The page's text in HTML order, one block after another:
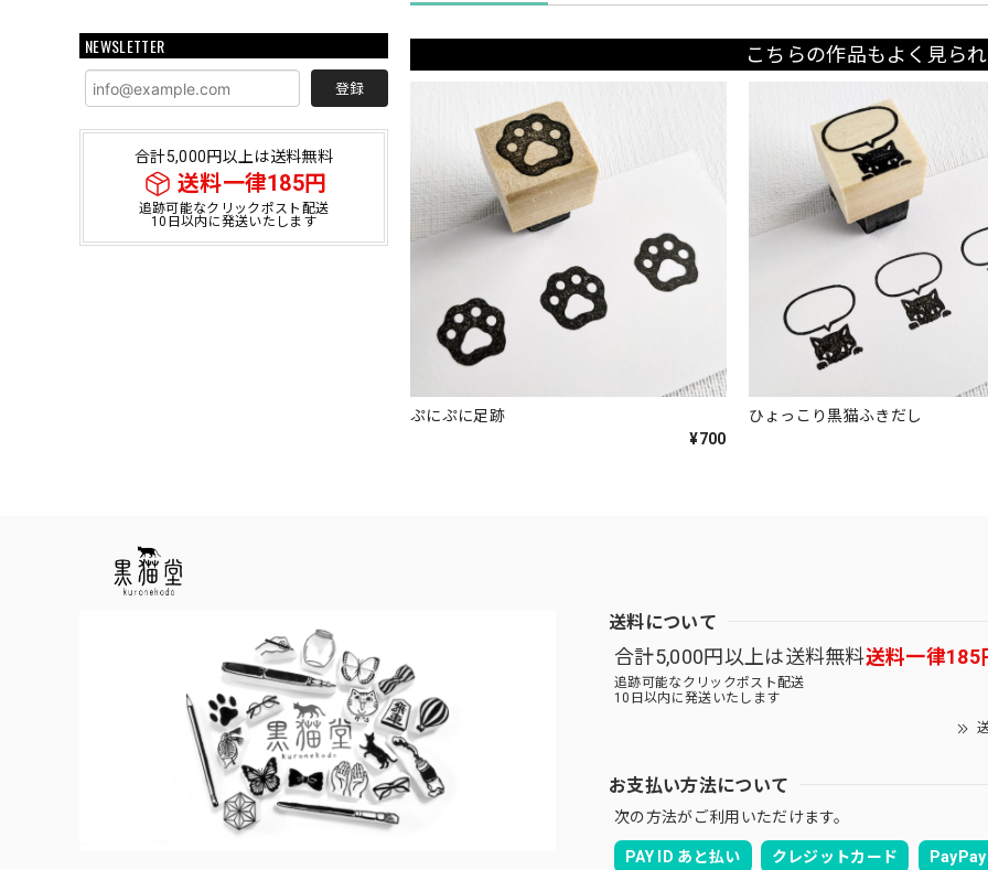
NEWSLETTER
登録
合計5,000円以上は送料無料
送料一律185円
追跡可能なクリックポスト配送
10日以内に発送いたします
こちらの作品もよく見ら
ぷにぷに足跡
¥700
ひょっこり黒猫ふきだし
送料について
合計5,000円以上は送料無料送料一律185
追跡可能なクリックポスト配送
10日以内に発送いたします
お支払い方法について
次の方法がご利用いただけます。
PAY ID あと払い クレジットカード PayPay